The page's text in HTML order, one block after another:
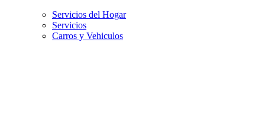
Servicios del Hogar
Servicios
Carros y Vehiculos